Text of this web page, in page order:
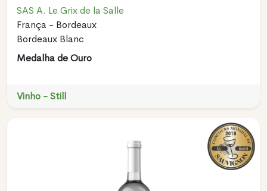
SAS A. Le Grix de la Salle
França - Bordeaux
Bordeaux Blanc
Medalha de Ouro
Vinho - Still